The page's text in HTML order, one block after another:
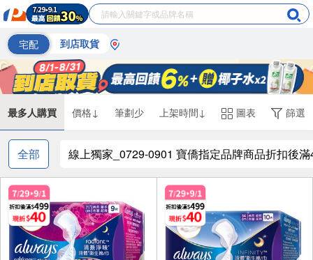
宅配 到店取貨
最多人購買 價格↓ 筆劃少 上架時間↓ 圖表 篩選
全部 線上獨家_0729-0901 寶僑指定品牌商品折扣後